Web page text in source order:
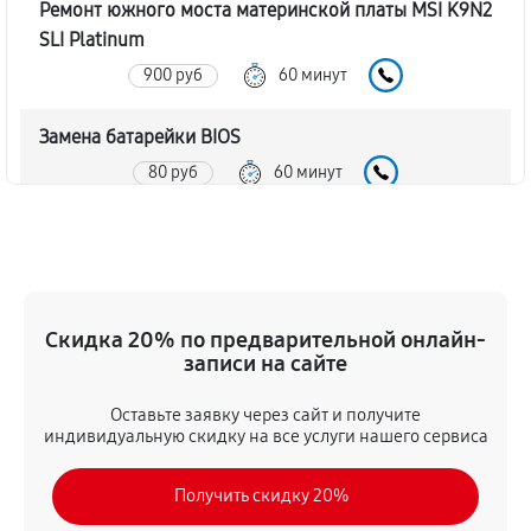
Ремонт южного моста материнской платы MSI K9N2
SLI Platinum
900 руб 60 минут
Замена батарейки BIOS
80 руб 60 минут
Скидка 20% по предварительной онлайн-
записи на сайте
Оставьте заявку через сайт и получите
индивидуальную скидку на все услуги нашего сервиса
Получить скидку 20%